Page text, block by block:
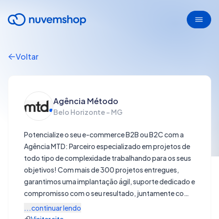
Voltar
Agência Método
Belo Horizonte - MG
Potencialize o seu e-commerce B2B ou B2C com a
Agência MTD: Parceiro especializado em projetos de
todo tipo de complexidade trabalhando para os seus
objetivos! Com mais de 300 projetos entregues,
garantimos uma implantação ágil, suporte dedicado e
compromisso com o seu resultado, juntamente com
um design inovador para seu negócio e objetivos no
digital. Além disso, oferecemos serviço dedicado à
...continuar lendo